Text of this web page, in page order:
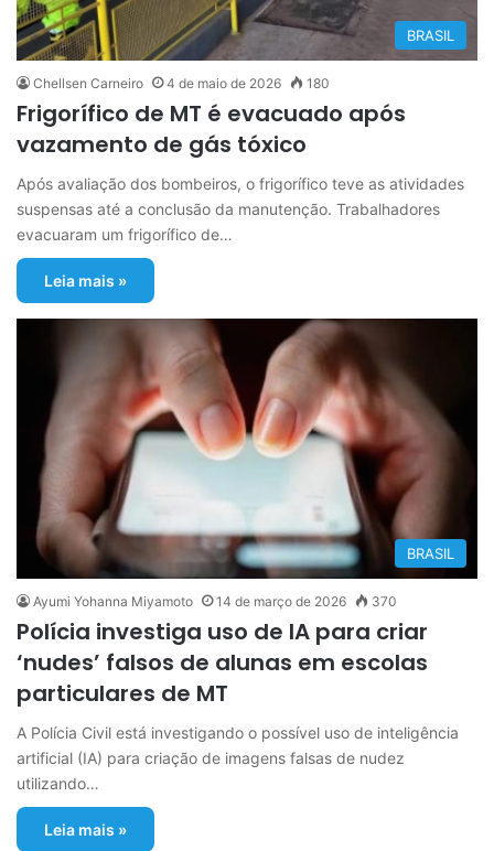
BRASIL
Chellsen Carneiro 4 de maio de 2026 180
Frigorífico de MT é evacuado após
vazamento de gás tóxico
Após avaliação dos bombeiros, o frigorífico teve as atividades
suspensas até a conclusão da manutenção. Trabalhadores
evacuaram um frigorífico de…
Leia mais »
BRASIL
Ayumi Yohanna Miyamoto 14 de março de 2026 370
Polícia investiga uso de IA para criar
‘nudes’ falsos de alunas em escolas
particulares de MT
A Polícia Civil está investigando o possível uso de inteligência
artificial (IA) para criação de imagens falsas de nudez
utilizando…
Leia mais »